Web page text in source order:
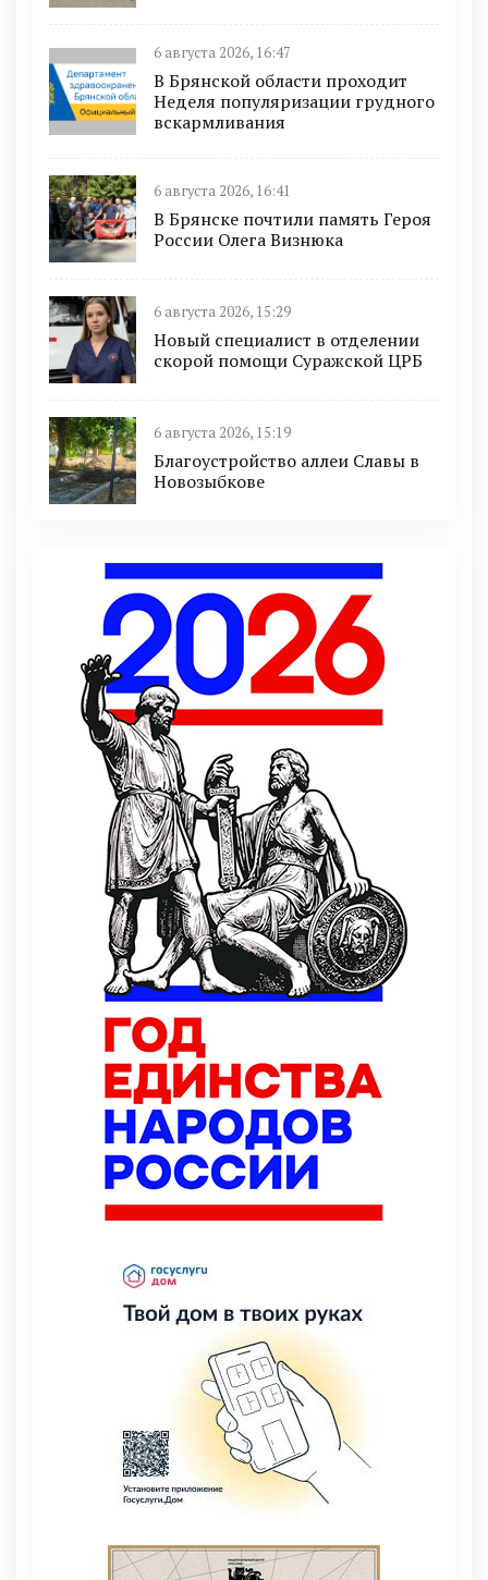
6 августа 2026, 16:47
В Брянской области проходит
Неделя популяризации грудного
вскармливания
6 августа 2026, 16:41
В Брянске почтили память Героя
России Олега Визнюка
6 августа 2026, 15:29
Новый специалист в отделении
скорой помощи Суражской ЦРБ
6 августа 2026, 15:19
Благоустройство аллеи Славы в
Новозыбкове